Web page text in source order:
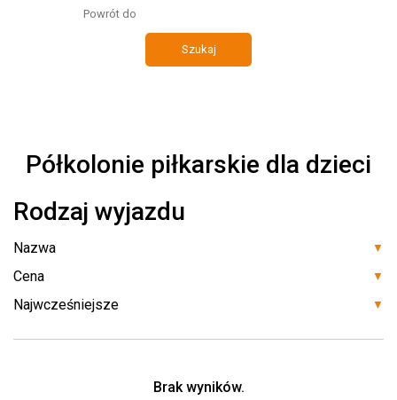
Szukaj
Półkolonie piłkarskie dla dzieci
Rodzaj wyjazdu
▼
▼
▼
Brak wyników.